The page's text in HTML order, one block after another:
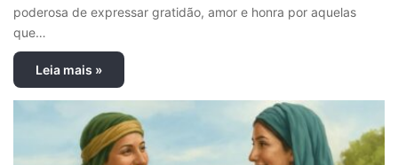
poderosa de expressar gratidão, amor e honra por aquelas
que…
Leia mais »